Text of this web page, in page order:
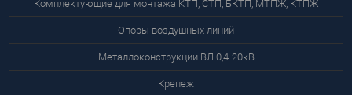
Комплектующие для монтажа КТП, СТП, БКТП, МТПЖ, КТПЖ
Опоры воздушных линий
Металлоконструкции ВЛ 0,4-20кВ
Крепеж